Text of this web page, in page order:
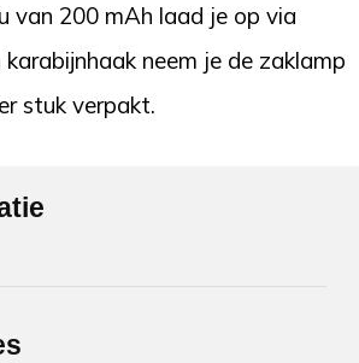
van 200 mAh laad je op via
karabijnhaak neem je de zaklamp
stuk verpakt.